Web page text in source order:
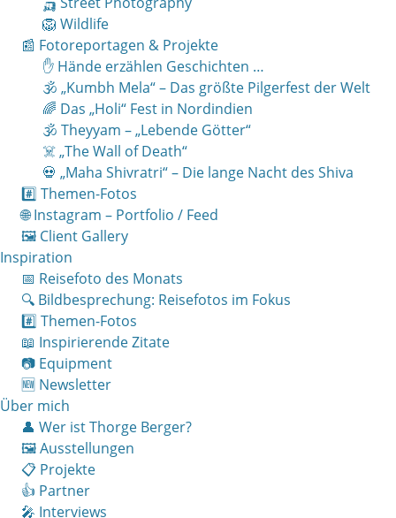
🦁 Wildlife
📰 Fotoreportagen & Projekte
✋ Hände erzählen Geschichten …
🕉 „Kumbh Mela“ – Das größte Pilgerfest der Welt
🌈 Das „Holi“ Fest in Nordindien
🕉 Theyyam – „Lebende Götter“
☠️ „The Wall of Death“
💀 „Maha Shivratri“ – Die lange Nacht des Shiva
#️⃣ Themen-Fotos
🌐 Instagram – Portfolio / Feed
🖼 Client Gallery
Inspiration
📅 Reisefoto des Monats
🔍 Bildbesprechung: Reisefotos im Fokus
#️⃣ Themen-Fotos
📖 Inspirierende Zitate
📷 Equipment
🆕 Newsletter
Über mich
👤 Wer ist Thorge Berger?
🖼 Ausstellungen
📋 Projekte
👍 Partner
🎤 Interviews